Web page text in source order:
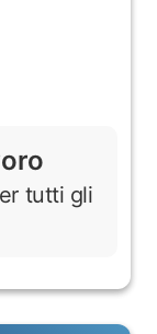
tutti gli